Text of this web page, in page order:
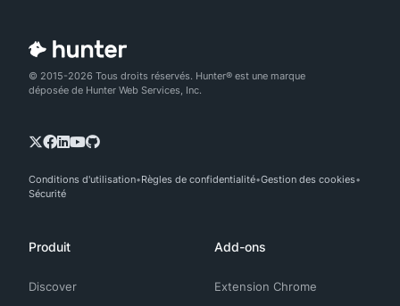
© 2015-2026 Tous droits réservés. Hunter® est une marque
déposée de Hunter Web Services, Inc.
Conditions d'utilisation Règles de confidentialité Gestion des cookies
Sécurité
Produit
Discover
Add-ons
Extension Chrome